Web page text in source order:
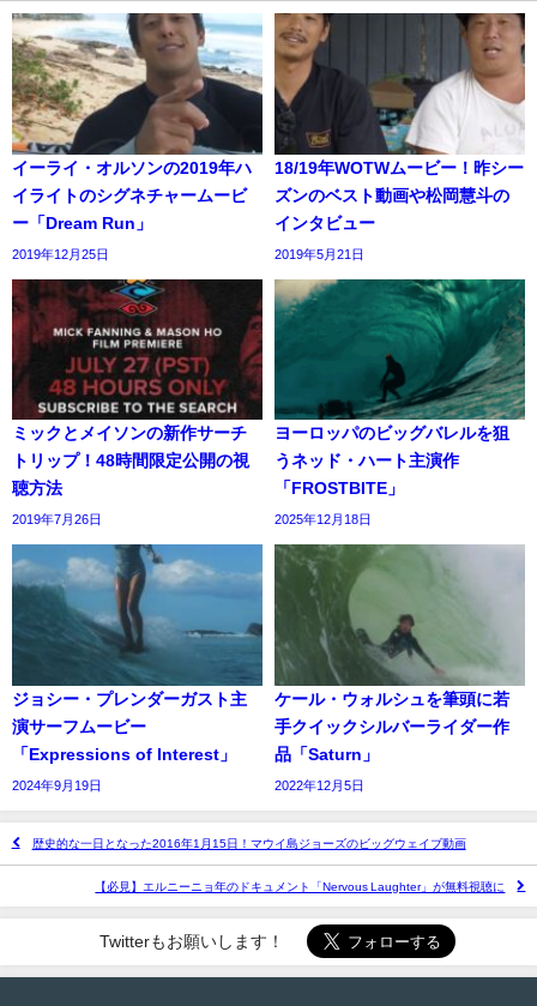
イーライ・オルソンの2019年ハ
イライトのシグネチャームービ
ー「Dream Run」
2019年12月25日
18/19年WOTWムービー！昨シー
ズンのベスト動画や松岡慧斗の
インタビュー
2019年5月21日
ミックとメイソンの新作サーチ
トリップ！48時間限定公開の視
聴方法
2019年7月26日
ヨーロッパのビッグバレルを狙
うネッド・ハート主演作
「FROSTBITE」
2025年12月18日
ジョシー・プレンダーガスト主
演サーフムービー
「Expressions of Interest」
2024年9月19日
ケール・ウォルシュを筆頭に若
手クイックシルバーライダー作
品「Saturn」
2022年12月5日
歴史的な一日となった2016年1月15日！マウイ島ジョーズのビッグウェイブ動画
【必見】エルニーニョ年のドキュメント「Nervous Laughter」が無料視聴に
Twitterもお願いします！